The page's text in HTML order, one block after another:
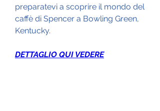
preparatevi a scoprire il mondo del
caffè di Spencer a Bowling Green,
Kentucky.
DETTAGLIO QUI VEDERE